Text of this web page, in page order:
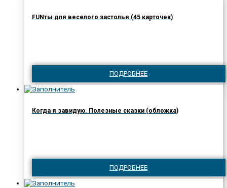
FUNты для веселого застолья (45 карточек)
ПОДРОБНЕЕ
Когда я завидую. Полезные сказки (обложка)
ПОДРОБНЕЕ